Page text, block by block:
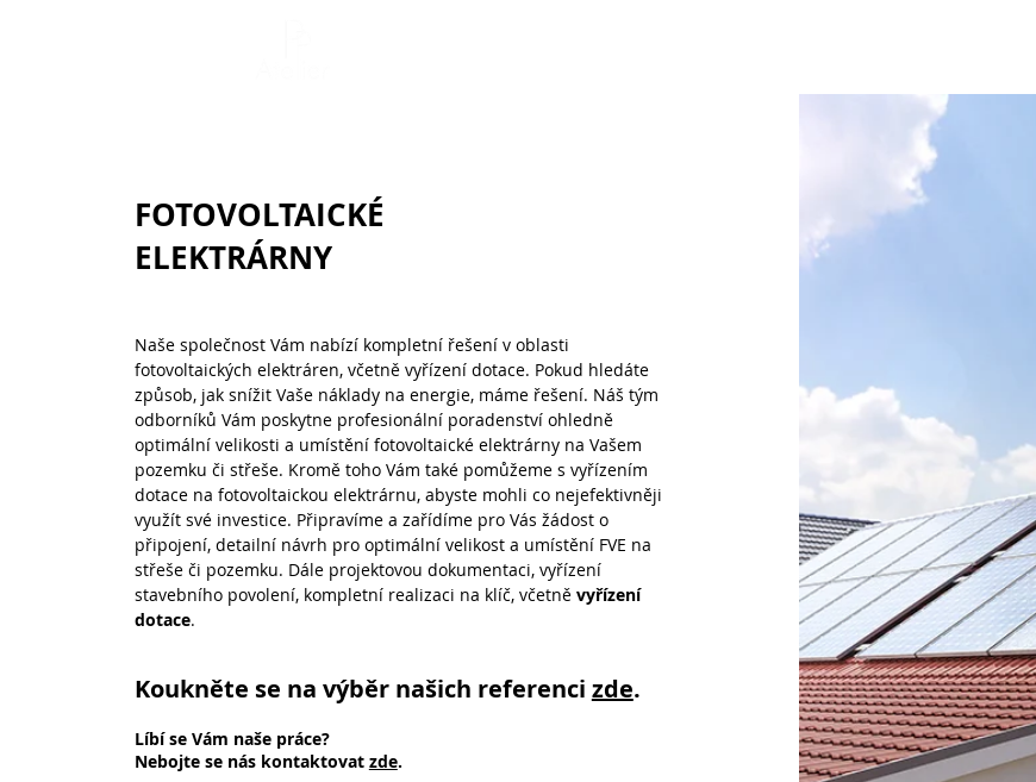
FOTOVOLTAICKÉ
ELEKTRÁRNY
Naše společnost Vám nabízí kompletní řešení v oblasti
fotovoltaických elektráren, včetně vyřízení dotace. Pokud hledáte
způsob, jak snížit Vaše náklady na energie, máme řešení. Náš tým
odborníků Vám poskytne profesionální poradenství ohledně
optimální velikosti a umístění fotovoltaické elektrárny na Vašem
pozemku či střeše. Kromě toho Vám také pomůžeme s vyřízením
dotace na fotovoltaickou elektrárnu, abyste mohli co nejefektivněji
využít své investice. Připravíme a zařídíme pro Vás žádost o
připojení, detailní návrh pro optimální velikost a umístění FVE na
střeše či pozemku. Dále projektovou dokumentaci, vyřízení
stavebního povolení, kompletní realizaci na klíč, včetně vyřízení
dotace.
Koukněte se na výběr našich referenci zde.
Líbí se Vám naše práce?
Nebojte se nás kontaktovat zde.